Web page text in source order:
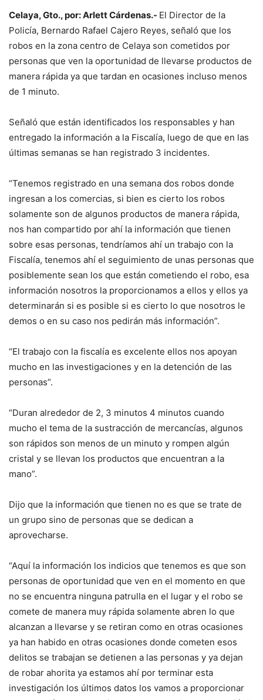
Celaya, Gto., por: Arlett Cárdenas.- El Director de la
Policía, Bernardo Rafael Cajero Reyes, señaló que los
robos en la zona centro de Celaya son cometidos por
personas que ven la oportunidad de llevarse productos de
manera rápida ya que tardan en ocasiones incluso menos
de 1 minuto.
Señaló que están identificados los responsables y han
entregado la información a la Fiscalía, luego de que en las
últimas semanas se han registrado 3 incidentes.
“Tenemos registrado en una semana dos robos donde
ingresan a los comercias, si bien es cierto los robos
solamente son de algunos productos de manera rápida,
nos han compartido por ahí la información que tienen
sobre esas personas, tendríamos ahí un trabajo con la
Fiscalía, tenemos ahí el seguimiento de unas personas que
posiblemente sean los que están cometiendo el robo, esa
información nosotros la proporcionamos a ellos y ellos ya
determinarán si es posible si es cierto lo que nosotros le
demos o en su caso nos pedirán más información”.
“El trabajo con la fiscalía es excelente ellos nos apoyan
mucho en las investigaciones y en la detención de las
personas”.
“Duran alrededor de 2, 3 minutos 4 minutos cuando
mucho el tema de la sustracción de mercancías, algunos
son rápidos son menos de un minuto y rompen algún
cristal y se llevan los productos que encuentran a la
mano”.
Dijo que la información que tienen no es que se trate de
un grupo sino de personas que se dedican a
aprovecharse.
“Aquí la información los indicios que tenemos es que son
personas de oportunidad que ven en el momento en que
no se encuentra ninguna patrulla en el lugar y el robo se
comete de manera muy rápida solamente abren lo que
alcanzan a llevarse y se retiran como en otras ocasiones
ya han habido en otras ocasiones donde cometen esos
delitos se trabajan se detienen a las personas y ya dejan
de robar ahorita ya estamos ahí por terminar esta
investigación los últimos datos los vamos a proporcionar